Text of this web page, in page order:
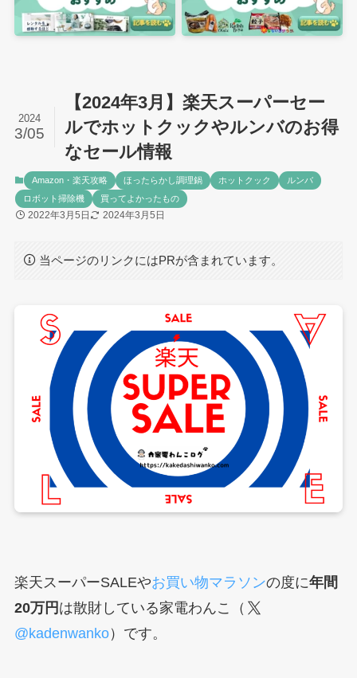
【2024年3月】楽天スーパーセー
ルでホットクックやルンバのお得
なセール情報
2024
3/05
Amazon・楽天攻略 ほったらかし調理鍋 ホットクック
ルンバ
ロボット掃除機
買ってよかったもの
2022年3月5日 2024年3月5日
当ページのリンクにはPRが含まれています。
楽天スーパーSALEやお買い物マラソンの度に年間
20万円 は散財している家電わんこ（
@kadenwanko）です。